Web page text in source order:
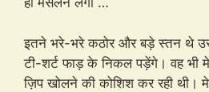
इतने भरे-भरे कठोर और बड़े स्तन थे
टी-शर्ट फाड़ के निकल पड़ेंगे। वह भी
ज़िप खोलने की कोशिश कर रही थी।